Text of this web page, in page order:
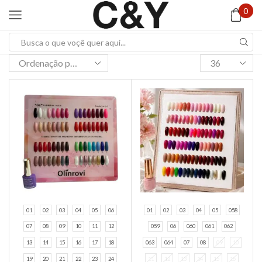
0
Products
per
page
01 02 03 04 05 06
07 08 09 10 11 12
13 14 15 16 17 18
19 20 21 22 23 24
01 02 03 04 05 058
059 06 060 061 062
063 064 07 08 09 10
11 12 13 14 15 16